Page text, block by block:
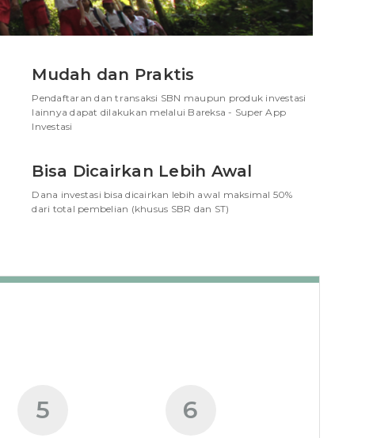
Mudah dan Praktis
Pendaftaran dan transaksi SBN maupun produk investasi
lainnya dapat dilakukan melalui Bareksa - Super App
Investasi
Bisa Dicairkan Lebih Awal
Dana investasi bisa dicairkan lebih awal maksimal 50%
dari total pembelian (khusus SBR dan ST)
5 6